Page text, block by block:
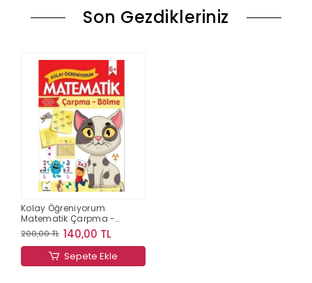
Son Gezdikleriniz
Kolay Öğreniyorum
Matematik Çarpma -
Bölme
200,00 TL 140,00 TL
Sepete Ekle